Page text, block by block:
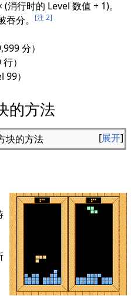
行时的 Level 数值 + 1)。
分。
[注 2]
分）
）
）
的方法
展开
块的方法